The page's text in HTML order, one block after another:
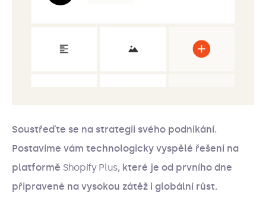
Soustřeďte se na strategii svého podnikání.
Postavíme vám technologicky vyspělé řešení na
platformě Shopify Plus, které je od prvního dne
připravené na vysokou zátěž i globální růst.